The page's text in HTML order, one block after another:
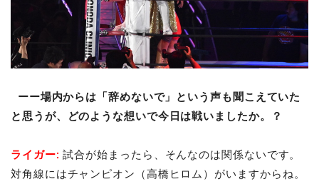
ーー場内からは「辞めないで」という声も聞こえていた
と思うが、どのような想いで今日は戦いましたか。？
ライガー:試合が始まったら、そんなのは関係ないです。
対角線にはチャンピオン（高橋ヒロム） がいますからね。